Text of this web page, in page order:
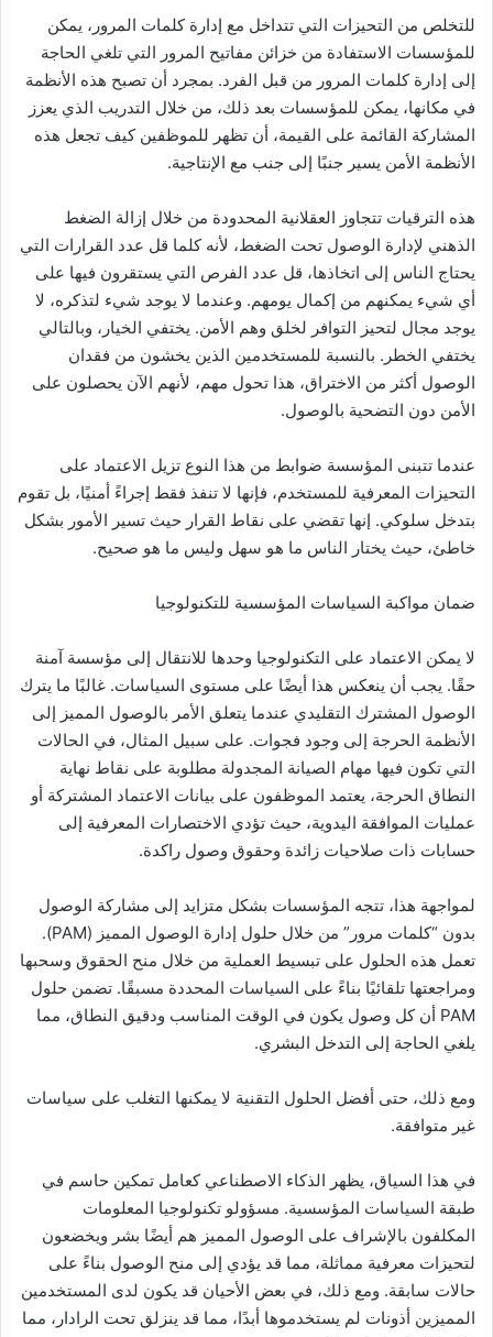
للتخلص من التحيزات التي تتداخل مع إدارة كلمات المرور، يمكن
للمؤسسات الاستفادة من خزائن مفاتيح المرور التي تلغي الحاجة
إلى إدارة كلمات المرور من قبل الفرد. بمجرد أن تصبح هذه الأنظمة
في مكانها، يمكن للمؤسسات بعد ذلك، من خلال التدريب الذي يعزز
المشاركة القائمة على القيمة، أن تظهر للموظفين كيف تجعل هذه
الأنظمة الأمن يسير جنبًا إلى جنب مع الإنتاجية.
هذه الترقيات تتجاوز العقلانية المحدودة من خلال إزالة الضغط
الذهني لإدارة الوصول تحت الضغط، لأنه كلما قل عدد القرارات التي
يحتاج الناس إلى اتخاذها، قل عدد الفرص التي يستقرون فيها على
أي شيء يمكنهم من إكمال يومهم. وعندما لا يوجد شيء لتذكره، لا
يوجد مجال لتحيز التوافر لخلق وهم الأمن. يختفي الخيار، وبالتالي
يختفي الخطر. بالنسبة للمستخدمين الذين يخشون من فقدان
الوصول أكثر من الاختراق، هذا تحول مهم، لأنهم الآن يحصلون على
الأمن دون التضحية بالوصول.
عندما تتبنى المؤسسة ضوابط من هذا النوع تزيل الاعتماد على
التحيزات المعرفية للمستخدم، فإنها لا تنفذ فقط إجراءً أمنيًا، بل تقوم
بتدخل سلوكي. إنها تقضي على نقاط القرار حيث تسير الأمور بشكل
خاطئ، حيث يختار الناس ما هو سهل وليس ما هو صحيح.
ضمان مواكبة السياسات المؤسسية للتكنولوجيا
لا يمكن الاعتماد على التكنولوجيا وحدها للانتقال إلى مؤسسة آمنة
حقًا. يجب أن ينعكس هذا أيضًا على مستوى السياسات. غالبًا ما يترك
الوصول المشترك التقليدي عندما يتعلق الأمر بالوصول المميز إلى
الأنظمة الحرجة إلى وجود فجوات. على سبيل المثال، في الحالات
التي تكون فيها مهام الصيانة المجدولة مطلوبة على نقاط نهاية
النطاق الحرجة، يعتمد الموظفون على بيانات الاعتماد المشتركة أو
عمليات الموافقة اليدوية، حيث تؤدي الاختصارات المعرفية إلى
حسابات ذات صلاحيات زائدة وحقوق وصول راكدة.
لمواجهة هذا، تتجه المؤسسات بشكل متزايد إلى مشاركة الوصول
بدون “كلمات مرور” من خلال حلول إدارة الوصول المميز (PAM).
تعمل هذه الحلول على تبسيط العملية من خلال منح الحقوق وسحبها
ومراجعتها تلقائيًا بناءً على السياسات المحددة مسبقًا. تضمن حلول
PAM أن كل وصول يكون في الوقت المناسب ودقيق النطاق، مما
يلغي الحاجة إلى التدخل البشري.
ومع ذلك، حتى أفضل الحلول التقنية لا يمكنها التغلب على سياسات
غير متوافقة.
في هذا السياق، يظهر الذكاء الاصطناعي كعامل تمكين حاسم في
طبقة السياسات المؤسسية. مسؤولو تكنولوجيا المعلومات
المكلفون بالإشراف على الوصول المميز هم أيضًا بشر ويخضعون
لتحيزات معرفية مماثلة، مما قد يؤدي إلى منح الوصول بناءً على
حالات سابقة. ومع ذلك، في بعض الأحيان قد يكون لدى المستخدمين
المميزين أذونات لم يستخدموها أبدًا، مما قد ينزلق تحت الرادار، مما